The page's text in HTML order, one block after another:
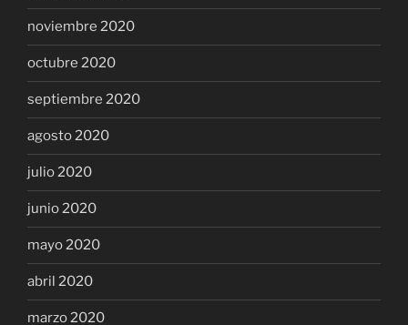
noviembre 2020
octubre 2020
septiembre 2020
agosto 2020
julio 2020
junio 2020
mayo 2020
abril 2020
marzo 2020